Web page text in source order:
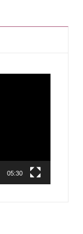
05:30